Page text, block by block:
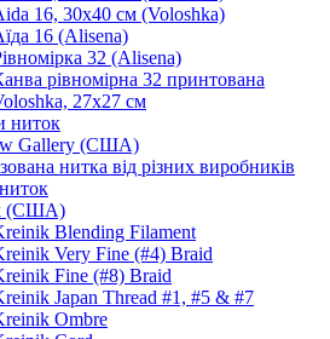
16, 30х40 см (Voloshka)
16 (Alisena)
32 (Alisena)
рівномірна 32 принтована
27х27 см
ниток
Gallery (США)
нитка від різних виробників
(США)
Blending Filament
Very Fine (#4) Braid
Fine (#8) Braid
Japan Thread #1, #5 & #7
Ombre